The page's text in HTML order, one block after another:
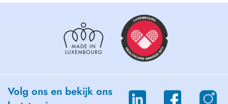
Volg ons en bekijk ons